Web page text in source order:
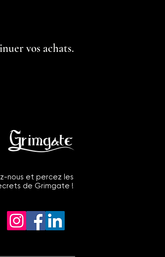
vos achats.
nous et percez les
de Grimgate !